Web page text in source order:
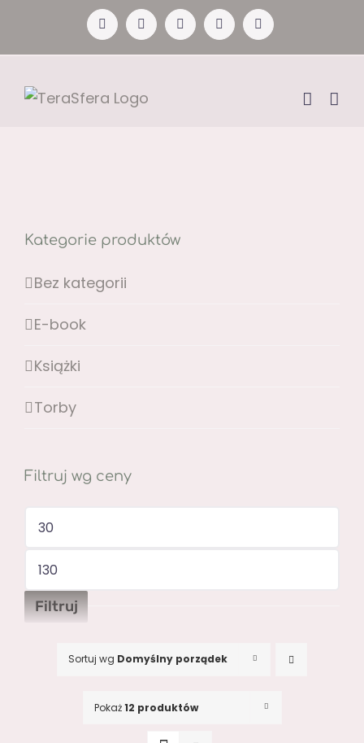
zawartości
FacebookYouTubeInstagramPinterest
X
Sortuj wg Domyślny porządek
Pokaż12 produktów
Kategorie produktów
Bez kategorii
E-book
Książki
Torby
Filtruj wg ceny
Cena
Cena
Filtruj